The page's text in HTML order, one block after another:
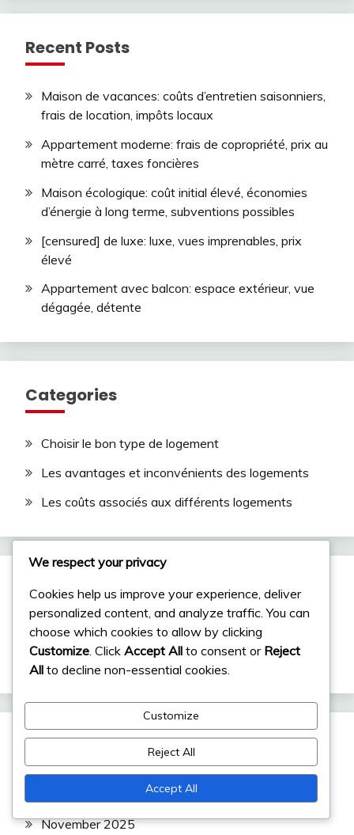
Recent Posts
Maison de vacances: coûts d’entretien saisonniers,
frais de location, impôts locaux
Appartement moderne: frais de copropriété, prix au
mètre carré, taxes foncières
Maison écologique: coût initial élevé, économies
d’énergie à long terme, subventions possibles
[censured] de luxe: luxe, vues imprenables, prix
élevé
Appartement avec balcon: espace extérieur, vue
dégagée, détente
Categories
Choisir le bon type de logement
Les avantages et inconvénients des logements
Les coûts associés aux différents logements
Search
Search
for:
Archives
November 2025
We respect your privacy
Cookies help us improve your experience, deliver
personalized content, and analyze traffic. You can
choose which cookies to allow by clicking
Customize . Click Accept All to consent or Reject
All to decline non-essential cookies.
Customize
Reject All
Accept All